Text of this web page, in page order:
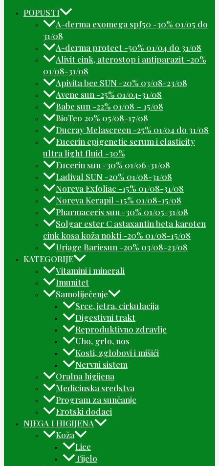
POPUSTI
A-derma exomega spf50 -30% 01/05 do
31/08
A-derma protect -50% 01/04 do 31/08
Alivit cink, aterostop i antiparazit -20%
01/08-31/08
Apivita bee SUN -20% 03/08-23/08
Avene sun -25% 01/04-31/08
Babe sun -22% 01/08 – 15/08
BioTeo 20% 05/08-17/08
Ducray Melascreen -25% 01/04 do 31/08
Eucerin epigenetic serum i elasticity
ultra light fluid -30%
Eucerin sun -30% 01/06-31/08
Ladival SUN -20% 01/08-31/08
Noreva Exfoliac -15% 01/08-31/08
Noreva Kerapil -15% 01/08-15/08
Pharmaceris sun -30% 01/05-31/08
Solgar ester C astaxantin beta karoten
cink kosa koža nokti -20% 01/08-15/08
Uriage Bariesun -20% 03/08-23/08
KATEGORIJE
Vitamini i minerali
Imunitet
Samoliječenje
Srce, jetra, cirkulacija
Digestivni trakt
Reproduktivno zdravlje
Uho, grlo, nos
Kosti, zglobovi i mišići
Nervni sistem
Oralna higijena
Medicinska sredstva
Program za sunčanje
Erotski dodaci
NJEGA I HIGIJENA
Koža
Lice
Tijelo